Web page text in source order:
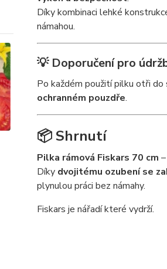
Díky kombinaci lehké
námahou.
💡 Doporučení pro
Po každém použití pilku otři do
ochranném pouzdře.
📦 Shrnutí
Pilka rámová Fiskars 70 cm
Díky dvojitému ozubení se
plynulou práci bez námahy.
Fiskars je nářadí které vydrží.